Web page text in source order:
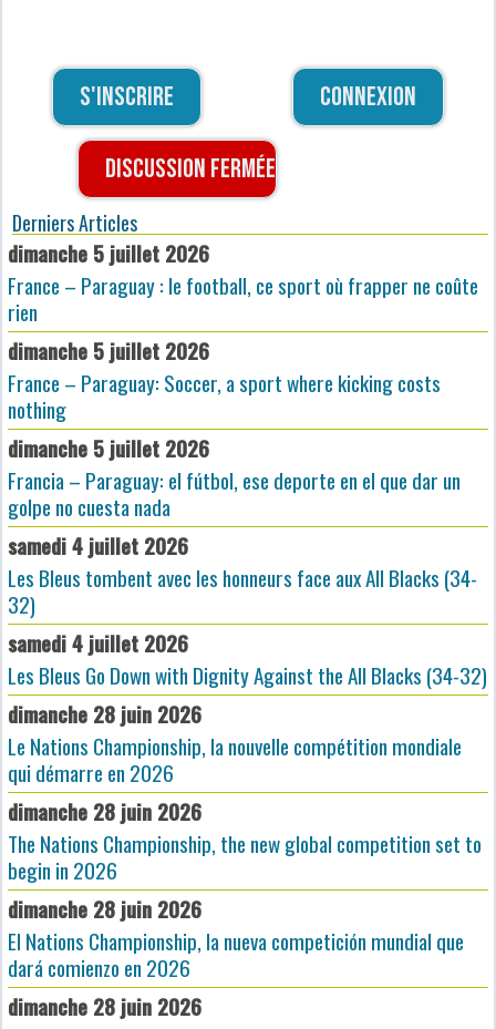
S'inscrire Connexion
Discussion fermée
Derniers Articles
dimanche 5 juillet 2026
France – Paraguay : le football, ce sport où frapper ne coûte
rien
dimanche 5 juillet 2026
France – Paraguay: Soccer, a sport where kicking costs
nothing
dimanche 5 juillet 2026
Francia – Paraguay: el fútbol, ese deporte en el que dar un
golpe no cuesta nada
samedi 4 juillet 2026
Les Bleus tombent avec les honneurs face aux All Blacks (34-
32)
samedi 4 juillet 2026
Les Bleus Go Down with Dignity Against the All Blacks (34-32)
dimanche 28 juin 2026
Le Nations Championship, la nouvelle compétition mondiale
qui démarre en 2026
dimanche 28 juin 2026
The Nations Championship, the new global competition set to
begin in 2026
dimanche 28 juin 2026
El Nations Championship, la nueva competición mundial que
dará comienzo en 2026
dimanche 28 juin 2026